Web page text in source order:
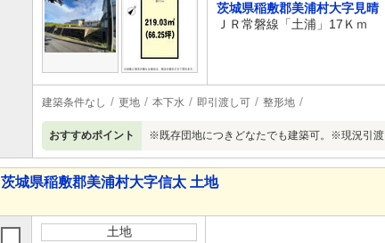
茨城県稲敷郡美浦村大字見晴
ＪＲ常磐線「土浦」17Ｋｍ
建築条件なし 更地 本下水 即引渡し可 整形地
おすすめポイント ※既存団地につきどなたでも建築可。※現況引
茨城県稲敷郡美浦村大字信太 土地
土地